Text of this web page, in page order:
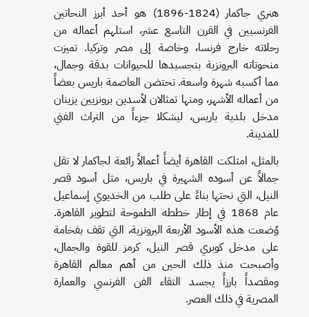
هنري جاكمار (1824-1896) هو أحد أبرز النحاتين
الفرنسيين في القرن التاسع عشر، استلهم أعماله من
رحلاته خارج فرنسا، وخاصة إلى مصر وتركيا. تميزت
منحوتاته البرونزية بتجسيدها للحيوانات بدقة وجمال،
مما أكسبه شهرة واسعة. تحتضن العاصمة باريس بعضاً
من أعماله الأشهر، ومنها تمثالان لأسدين برونزيين يزينان
مدخل بلدية باريس، ليشكلا جزءاً من التراث الفني
للمدينة.
بالمثل، امتلكت القاهرة أيضاً أعمالاً رائعة لجاكمار لا تقل
جمالاً عن أسوده الشهيرة في باريس، مثل أسود قصر
النيل، التي نحتها بناءً على طلب من الخديوي إسماعيل
عام 1868 في إطار خططه الطموحة لتطوير القاهرة.
وُضعت هذه الأسود الأربعة البرونزية، التي تقف بفخامة
على مدخل كوبري قصر النيل، كرمز للقوة والجمال،
وأصبحت منذ ذلك الحين من أهم معالم القاهرة
ومقصداً بارزاً يجسد التقاء الفن الفرنسي والعمارة
المصرية في ذلك العصر.